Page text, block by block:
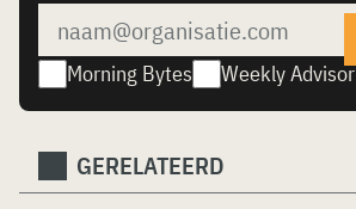
Morning Bytes Weekly Advisor
GERELATEERD